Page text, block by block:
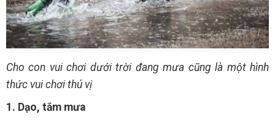
Cho con vui chơi dưới trời đang mưa cũng là một hình
thức vui chơi thú vị
1. Dạo, tắm mưa